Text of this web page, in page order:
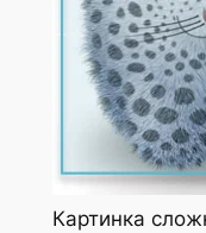
Картинка